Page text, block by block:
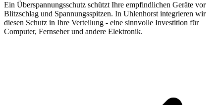
Ein Überspannungsschutz schützt Ihre empfindlichen Geräte vor
Blitzschlag und Spannungsspitzen. In Uhlenhorst integrieren wir
diesen Schutz in Ihre Verteilung - eine sinnvolle Investition für
Computer, Fernseher und andere Elektronik.